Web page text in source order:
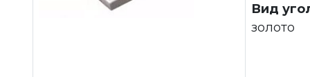
Вид
золото